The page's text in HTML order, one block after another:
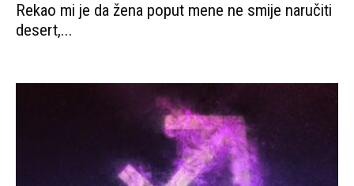
Rekao mi je da žena poput mene ne smije naručiti
desert,...